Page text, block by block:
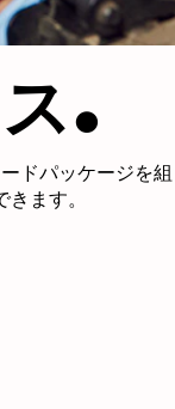
.
ドパッケージを組
ます。